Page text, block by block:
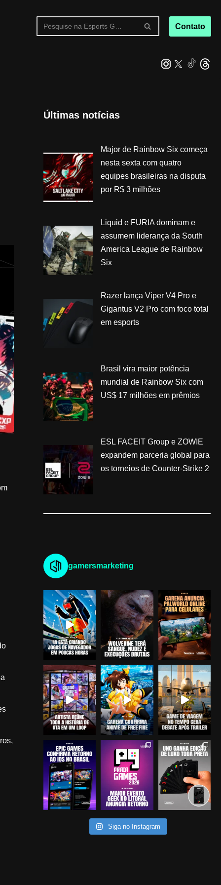
Contato
Últimas notícias
Major de Rainbow Six começa
nesta sexta com quatro
equipes brasileiras na disputa
por R$ 3 milhões
Liquid e FURIA dominam e
assumem liderança da South
America League de Rainbow
Six
Razer lança Viper V4 Pro e
Gigantus V2 Pro com foco total
em esports
Brasil vira maior potência
mundial de Rainbow Six com
US$ 17 milhões em prêmios
ESL FACEIT Group e ZOWIE
expandem parceria global para
os torneios de Counter-Strike 2
gamersmarketing
Siga no Instagram